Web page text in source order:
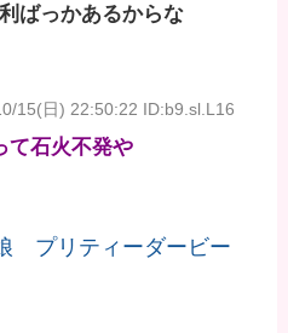
ばっかあるからな
15(日) 22:50:22 ID:b9.sl.L16
て石火不発や
プリティーダービー